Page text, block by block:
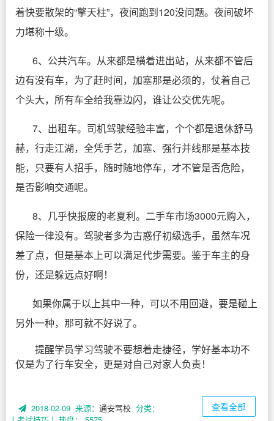
着快要散架的“擎天柱”，夜间跑到120没问题。夜间破坏
力堪称十级。
6、公共汽车。从来都是横着进出站，从来都不管后
边有没有车，为了赶时间，加塞那是必须的，仗着自己
个头大，所有车全给我靠边闪，谁让公交优先呢。
7、出租车。司机驾驶经验丰富，个个都是退休舒马
赫，行走江湖，全凭手艺，加塞、强行并线那是基本技
能，只要有人招手，随时随地停车，才不管是否危险，
是否影响交通呢。
8、几乎快报废的老夏利。二手车市场3000元购入，
保险一律没有。驾驶者多为古惑仔初级选手，虽然车况
差了点，但是基本上可以满足代步需要。鉴于车主的身
份，还是躲远点好啊！
如果你属于以上其中一种，可以不用回避，要是碰上
另外一种，那可就不好说了。
提醒学员学习驾驶不要想着走捷径，学好基本功不
仅是为了行车安全，更是对自己对家人负责！
2018-02-09 来源：通安驾校 分类：
查看全部